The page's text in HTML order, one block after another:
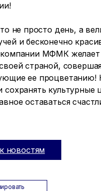
не просто день, а
и бесконечно
компании МФМК
страной,
ее процветанию!
сохранять культурные
оставаться
новостям